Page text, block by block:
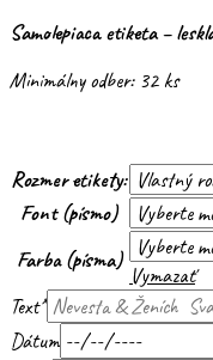
Samolepiaca etiketa –
Minimálny odber: 32 ks
Rozmer etikety:
Font (písmo)
Farba (písma)
Vymazať
Text*
Dátum